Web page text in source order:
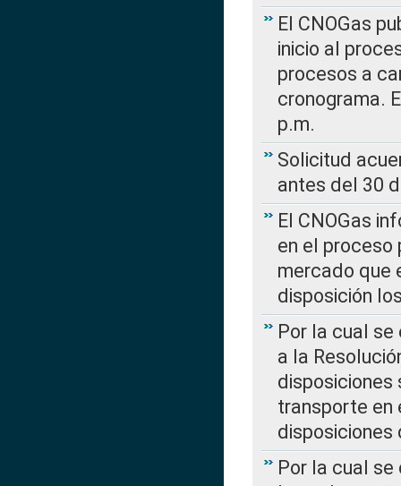
El CNOGas
inicio al
procesos a
cronograma.
p.m.
Solicitud
antes del 30
El CNOGas
en el
mercado que
disposición
Por la cual se
a la
disposiciones
transporte en
disposiciones
Por la cual se